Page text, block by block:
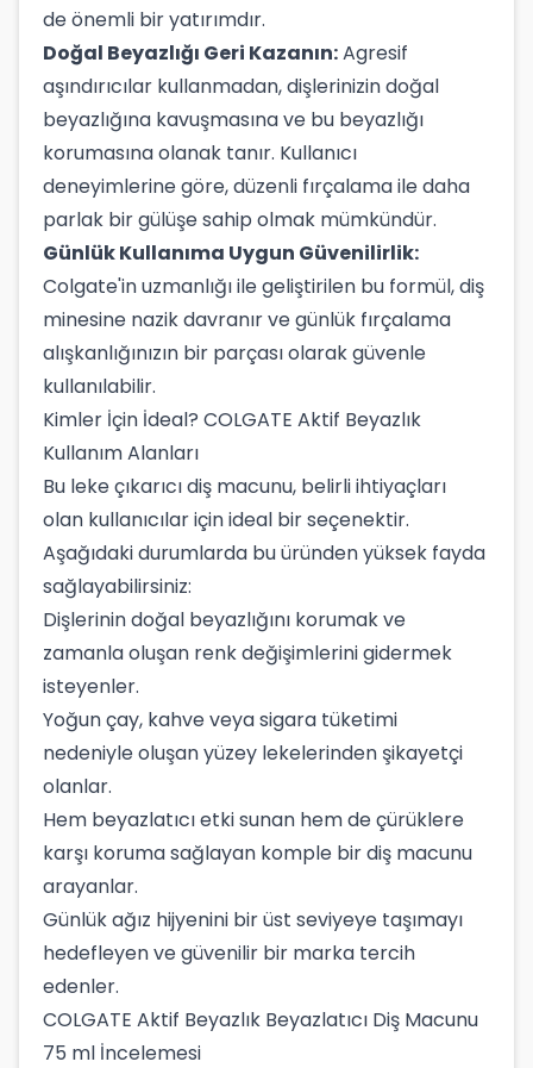
de önemli bir yatırımdır.
Doğal Beyazlığı Geri Kazanın:Agresif
aşındırıcılar kullanmadan, dişlerinizin doğal
beyazlığına kavuşmasına ve bu beyazlığı
korumasına olanak tanır. Kullanıcı
deneyimlerine göre, düzenli fırçalama ile daha
parlak bir gülüşe sahip olmak mümkündür.
Günlük Kullanıma Uygun Güvenilirlik:
Colgate'in uzmanlığı ile geliştirilen bu formül, diş
minesine nazik davranır ve günlük fırçalama
alışkanlığınızın bir parçası olarak güvenle
kullanılabilir.
Kimler İçin İdeal? COLGATE Aktif Beyazlık
Kullanım Alanları
Bu leke çıkarıcı diş macunu, belirli ihtiyaçları
olan kullanıcılar için ideal bir seçenektir.
Aşağıdaki durumlarda bu üründen yüksek fayda
sağlayabilirsiniz:
Dişlerinin doğal beyazlığını korumak ve
zamanla oluşan renk değişimlerini gidermek
isteyenler.
Yoğun çay, kahve veya sigara tüketimi
nedeniyle oluşan yüzey lekelerinden şikayetçi
olanlar.
Hem beyazlatıcı etki sunan hem de çürüklere
karşı koruma sağlayan komple bir diş macunu
arayanlar.
Günlük ağız hijyenini bir üst seviyeye taşımayı
hedefleyen ve güvenilir bir marka tercih
edenler.
COLGATE Aktif Beyazlık Beyazlatıcı Diş Macunu
75 ml İncelemesi